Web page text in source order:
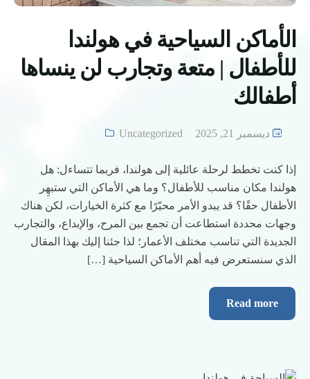
الأماكن السياحية في هولندا
للأطفال | متعة وتجارب لن ينساها
أطفالك
ديسمبر 21, 2025 Uncategorized
إذا كنت تخطط لرحلة عائلية إلى هولندا، فربما تتساءل: هل
هولندا مكان مناسب للأطفال؟ وما هي الأماكن التي ستبهِر
الأطفال حقًا؟ قد يبدو الأمر محيّرًا مع كثرة الخيارات، لكن هناك
وجهات محددة استطاعت أن تجمع بين المرح، والإبداع، والتجارب
الجديدة التي تناسب مختلف الأعمار؛ لذا جئنا إليك بهذا المقال
الذي سنستعرض فيه أهم الأماكن السياحية […]
Read more